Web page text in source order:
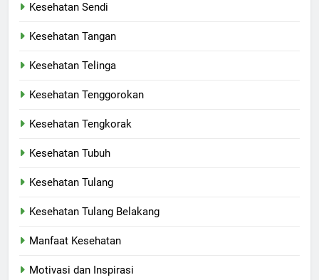
Kesehatan Sendi
Kesehatan Tangan
Kesehatan Telinga
Kesehatan Tenggorokan
Kesehatan Tengkorak
Kesehatan Tubuh
Kesehatan Tulang
Kesehatan Tulang Belakang
Manfaat Kesehatan
Motivasi dan Inspirasi